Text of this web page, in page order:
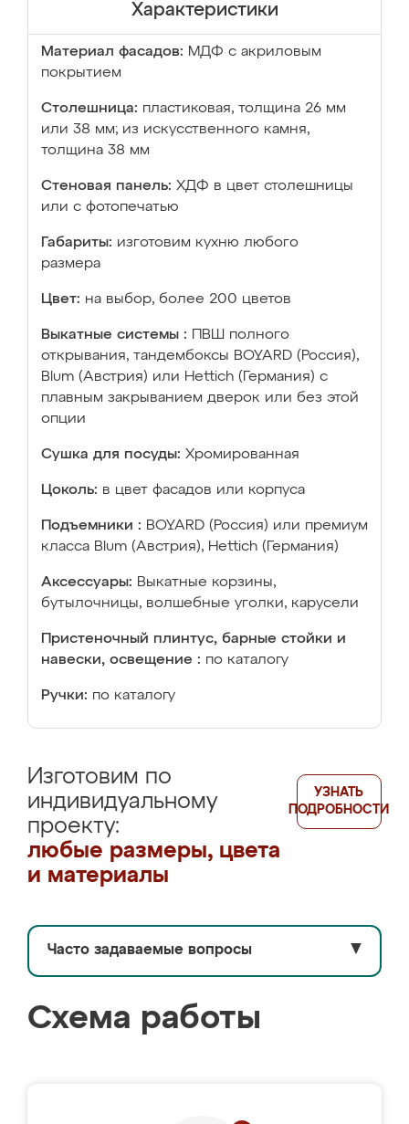
Характеристики
Материал фасадов: МДФ с акриловым
покрытием
Столешница: пластиковая, толщина 26 мм
или 38 мм; из искусственного камня,
толщина 38 мм
Стеновая панель: ХДФ в цвет столешницы
или с фотопечатью
Габариты: изготовим кухню любого
размера
Цвет: на выбор, более 200 цветов
Выкатные системы :
ПВШ полного
открывания, тандембоксы BOYARD (Россия),
Blum (Австрия) или Hettich (Германия) с
плавным закрыванием дверок или без этой
опции
Сушка для посуды: Хромированная
Цоколь: в цвет фасадов или корпуса
Подъемники : BOYARD (Россия) или премиум
класса Blum (Австрия), Hettich (Германия)
Аксессуары: Выкатные корзины,
бутылочницы, волшебные уголки, карусели
Пристеночный плинтус, барные стойки и
навески, освещение : по каталогу
Ручки: по каталогу
Изготовим по
индивидуальному
проекту:
любые размеры, цвета
и материалы
УЗНАТЬ
ПОДРОБНОСТИ
Часто задаваемые вопросы ▼
Схема работы